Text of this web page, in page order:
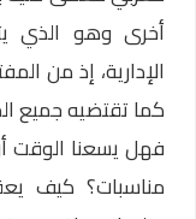
أخرى وهو الذي
الإدارية، إذ من
كما تقتضيه جميع
فهل يسعنا الوقت
مناسبات؟ كيف